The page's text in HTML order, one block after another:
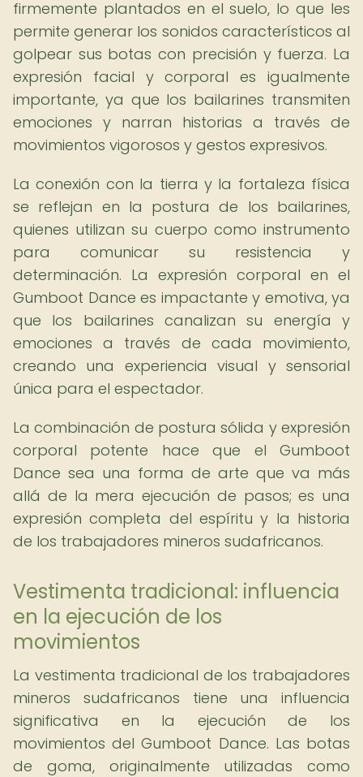
firmemente plantados en el suelo, lo que les
permite generar los sonidos característicos al
golpear sus botas con precisión y fuerza. La
expresión facial y corporal es igualmente
importante, ya que los bailarines transmiten
emociones y narran historias a través de
movimientos vigorosos y gestos expresivos.
La conexión con la tierra y la fortaleza física
se reflejan en la postura de los bailarines,
quienes utilizan su cuerpo como instrumento
para comunicar su resistencia y
determinación. La expresión corporal en el
Gumboot Dance es impactante y emotiva, ya
que los bailarines canalizan su energía y
emociones a través de cada movimiento,
creando una experiencia visual y sensorial
única para el espectador.
La combinación de postura sólida y expresión
corporal potente hace que el Gumboot
Dance sea una forma de arte que va más
allá de la mera ejecución de pasos; es una
expresión completa del espíritu y la historia
de los trabajadores mineros sudafricanos.
Vestimenta tradicional: influencia
en la ejecución de los
movimientos
La vestimenta tradicional de los trabajadores
mineros sudafricanos tiene una influencia
significativa en la ejecución de los
movimientos del Gumboot Dance. Las botas
de goma, originalmente utilizadas como